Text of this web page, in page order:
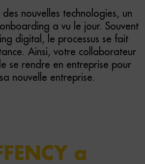
des nouvelles technologies, un
a vu le jour. Souvent
digital, le processus se fait
Ainsi, votre collaborateur
se rendre en entreprise pour
nouvelle entreprise.
a